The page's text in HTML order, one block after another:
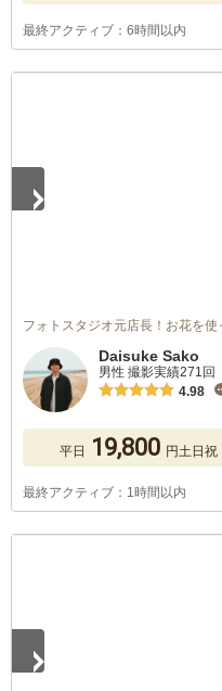
最終アクティブ：6時間以内
フォトスタジオ元店長！お花を
Daisuke Sako
男性 撮影実績271回
4.98
平日 19,800 円土日祝
最終アクティブ：1時間以内